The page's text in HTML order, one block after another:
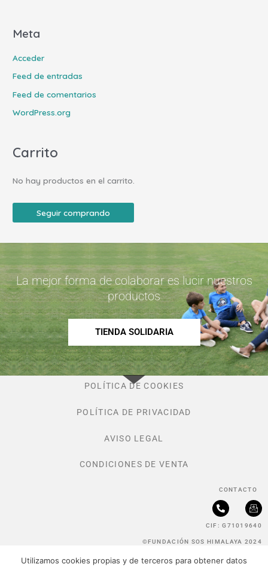
Meta
Acceder
Feed de entradas
Feed de comentarios
WordPress.org
Carrito
No hay productos en el carrito.
Seguir comprando
La mejor forma de colaborar es lucir nuestros
productos
TIENDA SOLIDARIA
POLÍTICA DE COOKIES
POLÍTICA DE PRIVACIDAD
AVISO LEGAL
CONDICIONES DE VENTA
CONTACTO
P
h
o
n
e
a
I
c
o
n
-
CIF: G71019640
©FUNDACIÓN SOS HIMALAYA 2024
Utilizamos cookies propias y de terceros para obtener datos